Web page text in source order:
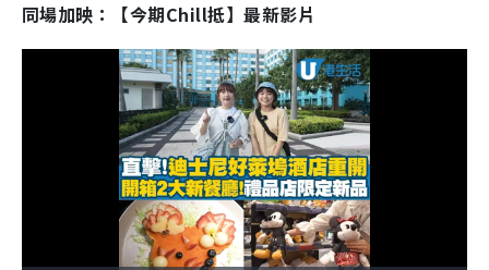
同場加映：【今期Chill抵】最新影片